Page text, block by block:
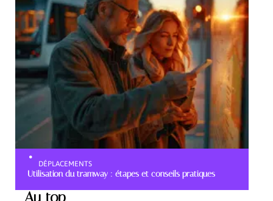
DÉPLACEMENTS
Utilisation du tramway : étapes et conseils pratiques
Au top